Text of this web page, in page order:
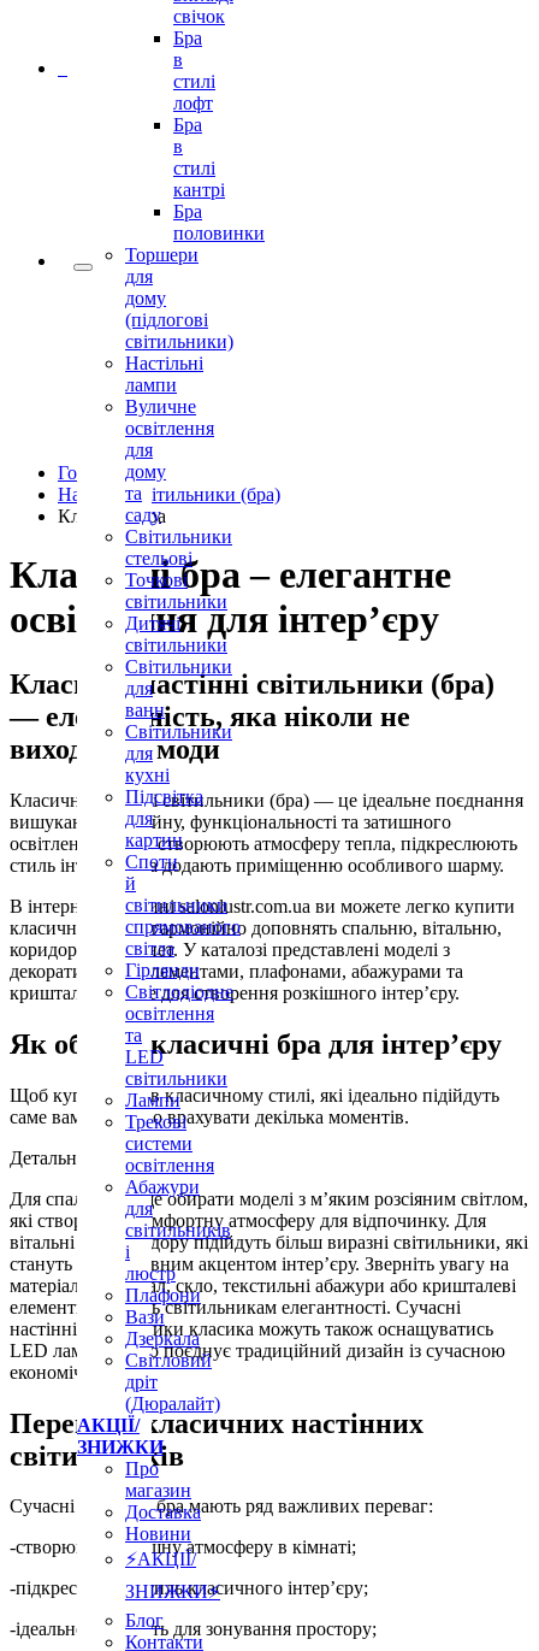
свічок
Бра
в
стилі
лофт
Бра
в
стилі
кантрі
Бра
половинки
Торшери
для
дому
(підлогові
світильники)
Настільні
лампи
Вуличне
освітлення
для
дому
та
саду
Світильники
стельові
Точкові
світильники
Дитячі
світильники
Світильники
для
ванн
Світильники
для
кухні
Підсвітка
для
картин
Споти
й
світильники
спрямованого
світла
Гірлянди
Світлодіодне
освітлення
та
LED
світильники
Лампи
Трекові
системи
освітлення
Абажури
для
світильників
і
люстр
Плафони
Вази
Дзеркала
Світловий
дріт
(Дюралайт)
АКЦІЇ/
ЗНИЖКИ
Про
магазин
Доставка
Новини
⚡АКЦІЇ/
ЗНИЖКИ⚡
Блог
Контакти
Головна
Настінні світильники (бра)
Класичні бра
Класичні бра – елегантне
освітлення для інтер’єру
Класичні настінні світильники (бра)
— елегантність, яка ніколи не
виходить з моди
Класичні настінні світильники (бра) — це ідеальне поєднання
вишуканого дизайну, функціональності та затишного
освітлення. Вони створюють атмосферу тепла, підкреслюють
стиль інтер’єру та додають приміщенню особливого шарму.
В інтернет-магазині salonlustr.com.ua ви можете легко купити
класичні бра, які гармонійно доповнять спальню, вітальню,
коридор або кабінет. У каталозі представлені моделі з
декоративними елементами, плафонами, абажурами та
кришталем — усе для створення розкішного інтер’єру.
Як обрати класичні бра для інтер’єру
Щоб купити бра в класичному стилі, які ідеально підійдуть
саме вам, важливо врахувати декілька моментів.
Детальніше ...
Для спальні краще обирати моделі з м’яким розсіяним світлом,
які створюють комфортну атмосферу для відпочинку. Для
вітальні або коридору підійдуть більш виразні світильники, які
стануть декоративним акцентом інтер’єру. Зверніть увагу на
матеріали — метал, скло, текстильні абажури або кришталеві
елементи додають світильникам елегантності. Сучасні
настінні світильники класика можуть також оснащуватись
LED лампами, що поєднує традиційний дизайн із сучасною
економічністю.
Переваги класичних настінних
світильників
Сучасні класичні бра мають ряд важливих переваг:
-створюють затишну атмосферу в кімнаті;
-підкреслюють стиль класичного інтер’єру;
-ідеально підходять для зонування простору;